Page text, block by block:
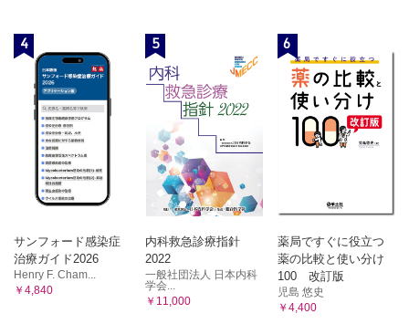
4
サンフォード感染症
治療ガイド2026
Henry F. Cham...
￥4,840
5
内科救急診療指針
2022
一般社団法人 日本内科
学会...
￥11,000
6
薬局ですぐに役立つ
薬の比較と使い分け
100 改訂版
児島 悠史
￥4,400